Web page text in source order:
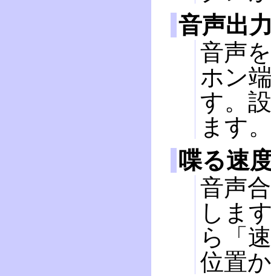
音声出
音声
ホン
す。
ます
喋る速
音声
しま
ら「
位置